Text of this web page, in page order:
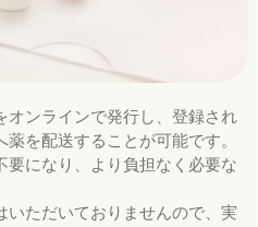
オンラインで発行し、登録され
を配送することが可能です。
要になり、より負担なく必要な
いただいておりませんので、実